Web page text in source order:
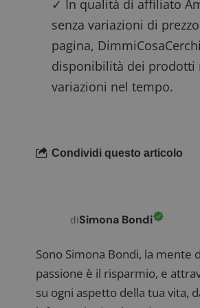
✓ In qualità di affiliato
senza variazioni di
pagina,
disponibilità dei prodotti
variazioni nel tempo.
Condividi questo articolo
diSimona Bondi
Sono Simona Bondi, la
passione è il risparmio, e
su ogni aspetto della tua vita,